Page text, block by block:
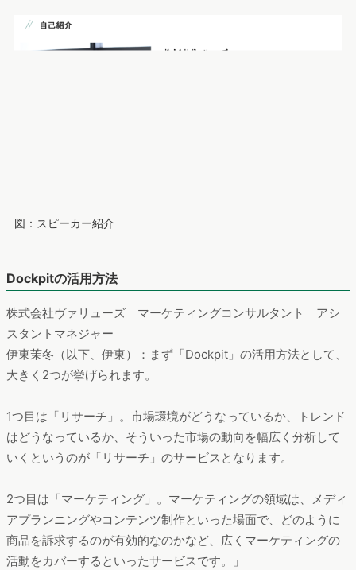
図：スピーカー紹介
Dockpitの活用方法
株式会社ヴァリューズ マーケティングコンサルタント アシ
スタントマネジャー
伊東茉冬（以下、伊東）：まず「Dockpit」の活用方法として、
大きく2つが挙げられます。
1つ目は「リサーチ」。市場環境がどうなっているか、トレンド
はどうなっているか、そういった市場の動向を幅広く分析して
いくというのが「リサーチ」のサービスとなります。
2つ目は「マーケティング」。マーケティングの領域は、メディ
アプランニングやコンテンツ制作といった場面で、どのように
商品を訴求するのが有効的なのかなど、広くマーケティングの
活動をカバーするといったサービスです。」